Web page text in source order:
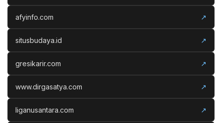
afyinfo.com ↗
situsbudaya.id ↗
gresikarir.com ↗
www.dirgasatya.com ↗
liganusantara.com ↗